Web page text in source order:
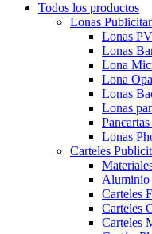
Todos los productos
Lonas
Lonas
Lonas
Lona
Lona
Lonas
Lonas
Lonas
Carteles
Aluminio
Carteles
Carteles
Carteles